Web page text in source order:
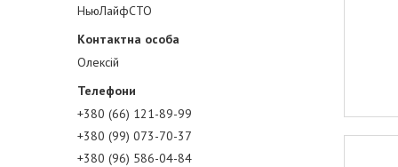
НьюЛайфСТО
Олексій
+380 (66) 121-89-99
+380 (99) 073-70-37
+380 (96) 586-04-84